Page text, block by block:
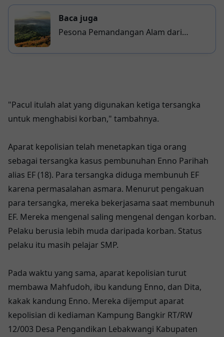
Baca juga
Pesona Pemandangan Alam dari
"Pacul itulah alat yang digunakan ketiga tersangka
untuk menghabisi korban," tambahnya.
Aparat kepolisian telah menetapkan tiga orang
sebagai tersangka kasus pembunuhan Enno Parihah
alias EF (18). Para tersangka diduga membunuh EF
karena permasalahan asmara. Menurut pengakuan
para tersangka, mereka bekerjasama saat membunuh
EF. Mereka mengenal saling mengenal dengan korban.
Pelaku berusia lebih muda daripada korban. Status
pelaku itu masih pelajar SMP.
Pada waktu yang sama, aparat kepolisian turut
membawa Mahfudoh, ibu kandung Enno, dan Dita,
kakak kandung Enno. Mereka dijemput aparat
kepolisian di kediaman Kampung Bangkir RT/RW
12/003 Desa Pengandikan Lebakwangi Kabupaten